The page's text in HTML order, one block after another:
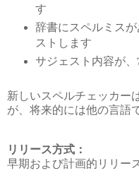
す
辞書にスペルミス
ストします
サジェスト内容が
新しいスペルチェッカー
が、将来的には他の言語
リリース方式：
早期および計画的リリー